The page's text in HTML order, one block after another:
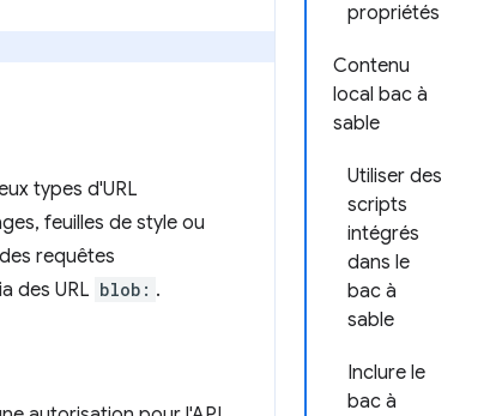
propriétés
Contenu
local bac à
sable
Utiliser des
scripts
intégrés
dans le
bac à
sable
Inclure le
bac à
types d'URL
feuilles de style ou
requêtes
des URL blob: .